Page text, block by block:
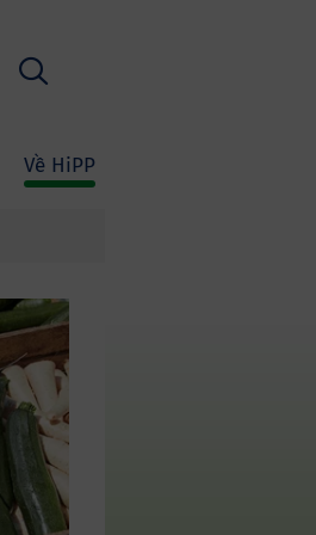
Về HiPP
Tìm kiếm